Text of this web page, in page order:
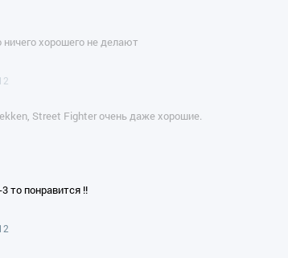
хорошего не делают
Street Fighter очень даже хорошие.
то понравится !!